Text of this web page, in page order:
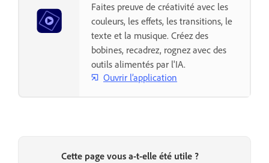
Faites preuve de créativité avec les
couleurs, les effets, les transitions, le
texte et la musique. Créez des
bobines, recadrez, rognez avec des
outils alimentés par l'IA.
Ouvrir l’application
Cette page vous a-t-elle été utile ?